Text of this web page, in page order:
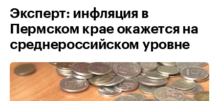
Эксперт: инфляция в
Пермском крае окажется на
среднероссийском уровне